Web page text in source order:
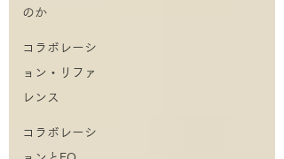
のか
コラボレーシ
ョン・リファ
レンス
コラボレーシ